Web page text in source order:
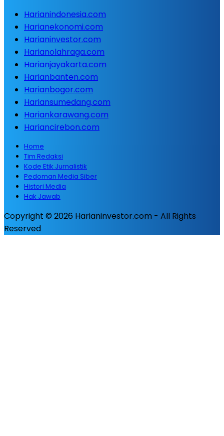
Harianindonesia.com
Harianekonomi.com
Harianinvestor.com
Harianolahraga.com
Harianjayakarta.com
Harianbanten.com
Harianbogor.com
Hariansumedang.com
Hariankarawang.com
Hariancirebon.com
Home
Tim Redaksi
Kode Etik Jurnalistik
Pedoman Media Siber
Histori Media
Hak Jawab
Copyright © 2026 Harianinvestor.com - All Rights
Reserved